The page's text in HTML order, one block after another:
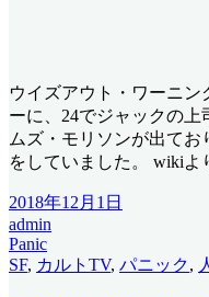
ウイズアウト・ワーニン
ーに、24でジャックの
ムズ・モリソンが出て
をしていました。 wikiよ
2018年12月1日
admin
Panic
SF, カルトTV, パニック,